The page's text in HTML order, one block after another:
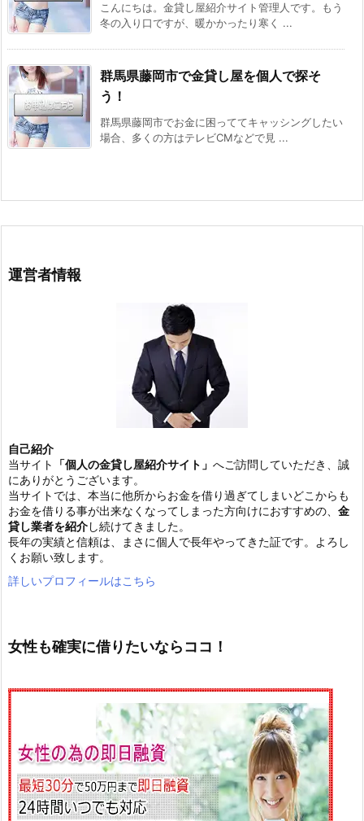
こんにちは。金貸し屋紹介サイト管理人です。もう
冬の入り口ですが、暖かかったり寒く ...
群馬県藤岡市で金貸し屋を個人で探そ
う！
群馬県藤岡市でお金に困っててキャッシングしたい
場合、多くの方はテレビCMなどで見 ...
運営者情報
自己紹介
当サイト
「個人の金貸し屋紹介サイト」 へご訪問していただき、誠
にありがとうございます。
当サイトでは、本当に他所からお金を借り過ぎてしまいどこからも
お金を借りる事が出来なくなってしまった方向けにおすすめの、 金
貸し業者を紹介し続けてきました。
長年の実績と信頼は、まさに個人で長年やってきた証です。よろし
くお願い致します。
詳しいプロフィールはこちら
女性も確実に借りたいならココ！